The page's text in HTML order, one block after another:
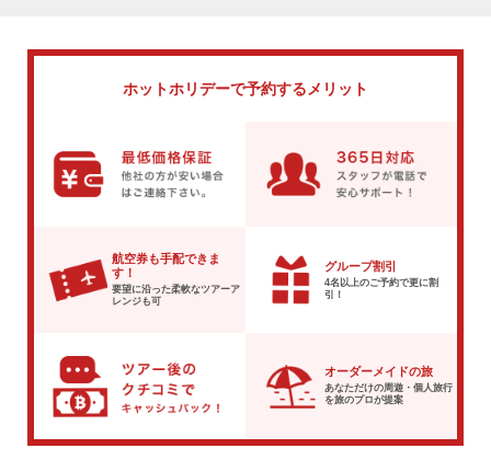
ホットホリデーで予約するメリット
航空券も手配できま
す！
要望に沿った柔軟なツアーア
レンジも可
グループ割引
4名以上のご予約で更に割
引！
オーダーメイドの旅
あなただけの周遊・個人旅行
を旅のプロが提案